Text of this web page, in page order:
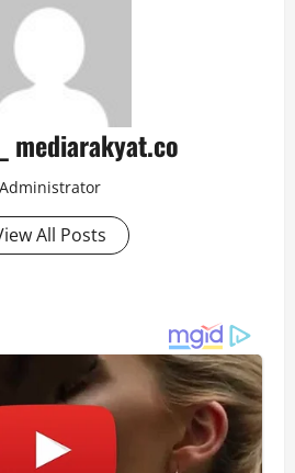
mediarakyat.co
Administrator
All Posts